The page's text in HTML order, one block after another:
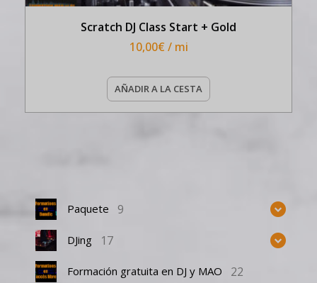
Scratch DJ Class Start + Gold
10,00€ / mi
AÑADIR A LA CESTA
Paquete 9
DJing 17
Formación gratuita en DJ y MAO 22